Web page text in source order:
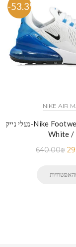
-53.3%
NIKE AIR
נעלי נייק-Nike Footwear Air Max 270 –
White /
640.00₪